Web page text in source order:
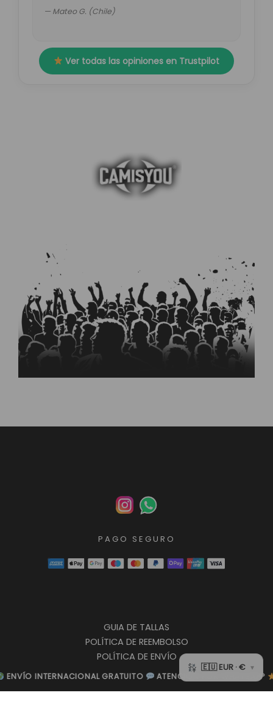
GRATUITO ATENCIÓN POR WHATSAPP CALIDAD TOP
GRATUITO ATENCIÓN POR WHATSAPP CALIDAD TOP
— Mateo G. (Chile)
Ver todas las opiniones en Trustpilot
PAGO SEGURO
GUIA DE TALLAS
POLÍTICA DE REEMBOLSO
POLÍTICA DE ENVÍO
POLÍTICA DE PRIVACIDAD